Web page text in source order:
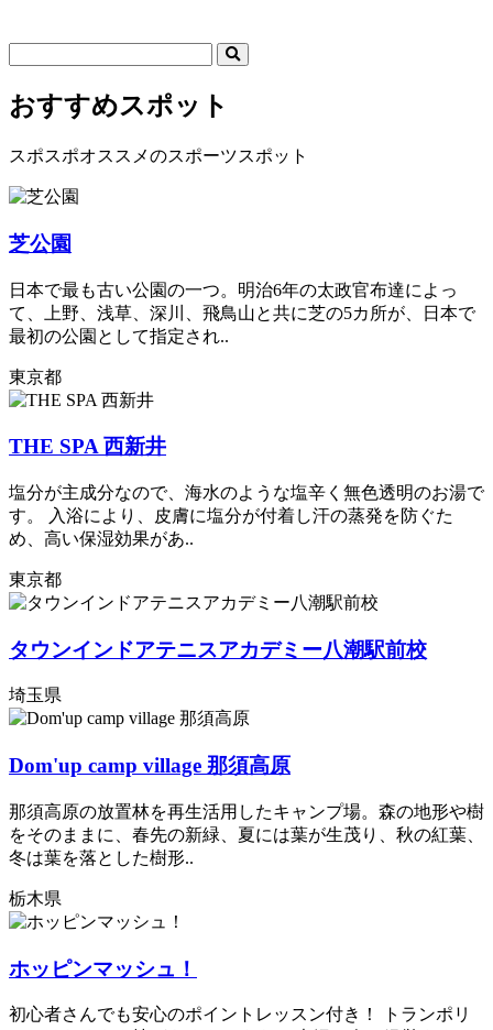
おすすめスポット
スポスポオススメのスポーツスポット
芝公園
日本で最も古い公園の一つ。明治6年の太政官布達によっ
て、上野、浅草、深川、飛鳥山と共に芝の5カ所が、日本で
最初の公園として指定され..
東京都
THE SPA 西新井
塩分が主成分なので、海水のような塩辛く無色透明のお湯で
す。 入浴により、皮膚に塩分が付着し汗の蒸発を防ぐた
め、高い保湿効果があ..
東京都
タウンインドアテニスアカデミー八潮駅前校
埼玉県
Dom'up camp village 那須高原​
那須高原の放置林を再生活用したキャンプ場。森の地形や樹
をそのままに、春先の新緑、夏には葉が生茂り、秋の紅葉、
冬は葉を落とした樹形..
栃木県
ホッピンマッシュ！
初心者さんでも安心のポイントレッスン付き！ トランポリ